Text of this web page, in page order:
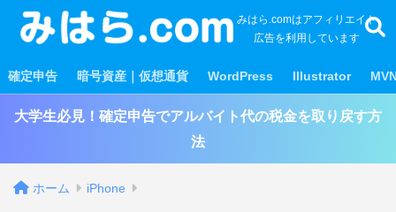
みはら.comはアフィリエイト
広告を利用しています
確定申告 暗号資産｜仮想通貨 WordPress Illustrator
大学生必見！確定申告でアルバイト代の税金を取り戻す方
法
ホーム iPhone